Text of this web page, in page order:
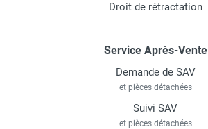
Droit de rétractation
Service Après-Vente
Demande de SAV
et pièces détachées
Suivi SAV
et pièces détachées